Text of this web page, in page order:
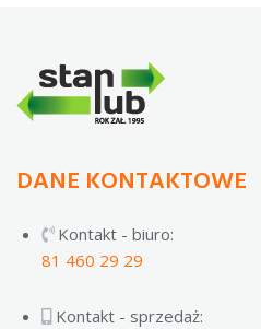
DANE KONTAKTOWE
Kontakt - biuro:
81 460 29 29
Kontakt - sprzedaż: